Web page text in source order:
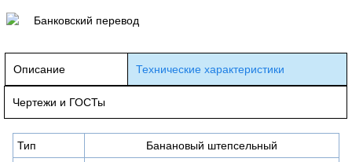
Банковский перевод
Описание Технические характеристики
Чертежи и ГОСТы
Тип
Банановый штепсельный